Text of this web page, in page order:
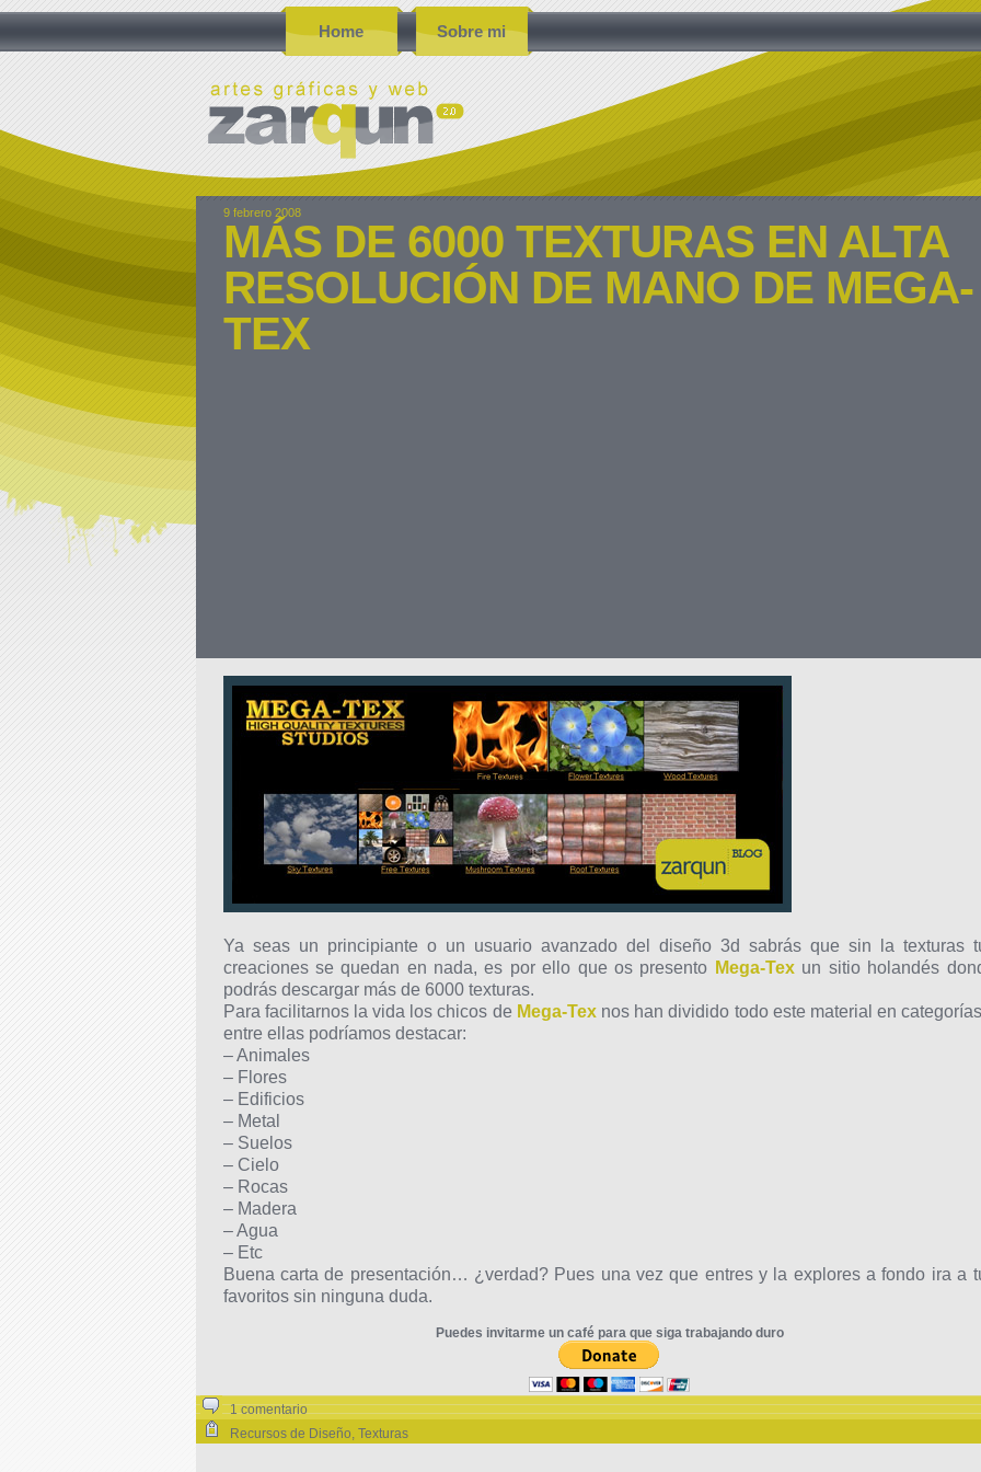
Home Sobre mi
9 febrero 2008
MÁS DE 6000 TEXTURAS EN ALTA
RESOLUCIÓN DE MANO DE MEGA-
TEX
Ya seas un principiante o un usuario avanzado del diseño 3d sabrás que sin la texturas
creaciones se quedan en nada, es por ello que os presento Mega-Texun sitio holandés
podrás descargar más de 6000 texturas.
Para facilitarnos la vida los chicos de Mega-Texnos han dividido todo este material en
entre ellas podríamos destacar:
– Animales
– Flores
– Edificios
– Metal
– Suelos
– Cielo
– Rocas
– Madera
– Agua
– Etc
Buena carta de presentación… ¿verdad? Pues una vez que entres y la explores a fondo ira a
favoritos sin ninguna duda.
Puedes invitarme un café para que siga trabajando duro
1 comentario
Recursos de Diseño, Texturas